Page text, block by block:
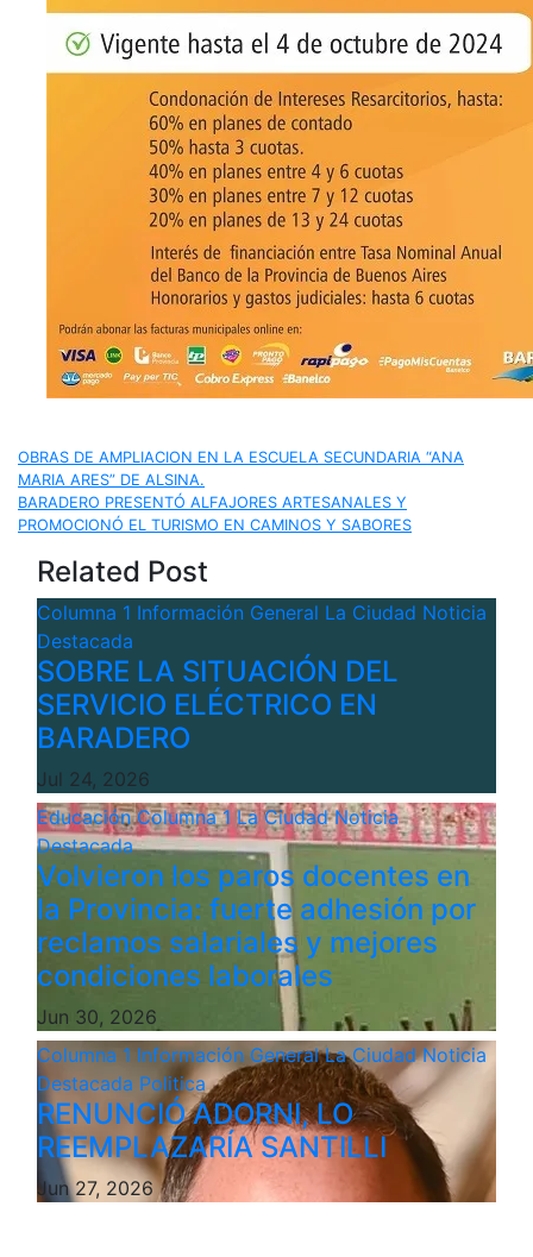
Navegación
de
entradas
OBRAS DE AMPLIACION EN LA ESCUELA SECUNDARIA “ANA
MARIA ARES” DE ALSINA.
BARADERO PRESENTÓ ALFAJORES ARTESANALES Y
PROMOCIONÓ EL TURISMO EN CAMINOS Y SABORES
Related Post
Columna 1 Información General La Ciudad Noticia
Destacada
SOBRE LA SITUACIÓN DEL
SERVICIO ELÉCTRICO EN
BARADERO
Jul 24, 2026
EducaciónColumna 1 La CiudadNoticia
Destacada
Volvieron los paros docentes en
la Provincia: fuerte adhesión por
reclamos salariales y mejores
condiciones laborales
Jun 30, 2026
Columna 1 Información GeneralLa CiudadNoticia
Destacada Politica
RENUNCIÓ ADORNI, LO
REEMPLAZARÍA SANTILLI
Jun 27, 2026